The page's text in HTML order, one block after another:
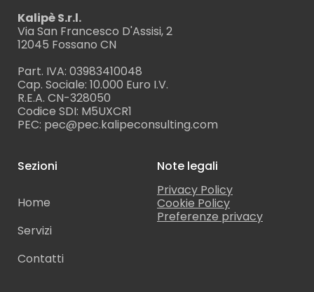
Kalipè S.r.l.
Via San Francesco D'Assisi, 2
12045 Fossano CN
Part. IVA: 03983410048
Cap. Sociale: 10.000 Euro I.V.
R.E.A. CN-328050
Codice SDI: M5UXCR1
PEC: pec@pec.kalipeconsulting.com
Sezioni
Home
Servizi
Contatti
Note legali
Privacy Policy
Cookie Policy
Preferenze privacy